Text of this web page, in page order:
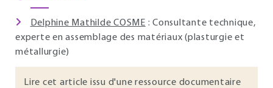
Delphine Mathilde COSME : Consultante technique,
experte en assemblage des matériaux (plasturgie et
métallurgie)
Lire cet article issu d'une ressource documentaire